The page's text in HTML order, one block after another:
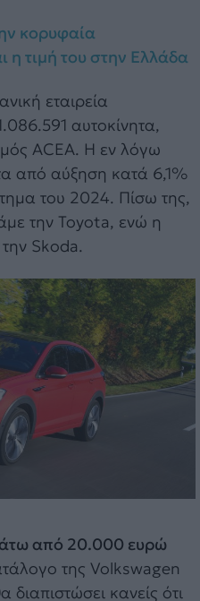
κορυφαία
η τιμή του στην Ελλάδα
εταιρεία
αυτοκίνητα,
ACEA. Η εν λόγω
από αύξηση κατά 6,1%
του 2024. Πίσω της,
την Toyota, ενώ η
Skoda.
από 20.000 ευρώ
της Volkswagen
κανείς ότι